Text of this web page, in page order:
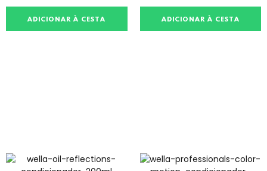
ADICIONAR À CESTA ADICIONAR À CESTA